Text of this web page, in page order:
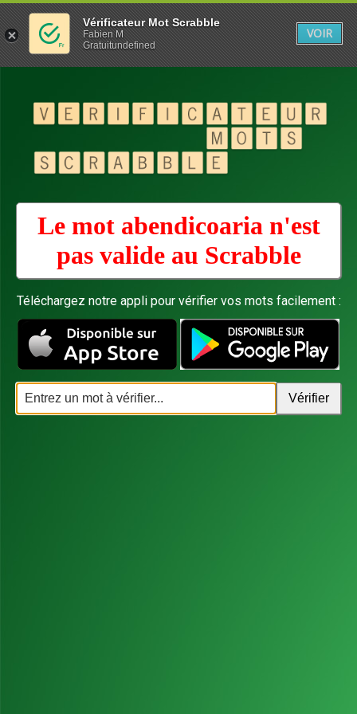
Le mot abendicoaria n'est
pas valide au Scrabble
Téléchargez notre appli pour vérifier vos mots facilement :
Vérificateur Mot Scrabble
Fabien M
Gratuitundefined
VOIR